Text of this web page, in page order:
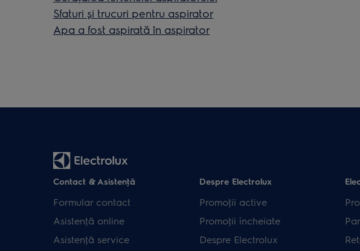
Sfaturi și trucuri pentru aspirator
Apa a fost aspirată în aspirator
Contact & Asistenţă
Formular contact
Asistenţă online
Asistenţă service
Despre Electrolux
Promoţii active
Promoţii încheiate
Despre Electrolux